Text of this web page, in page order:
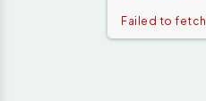
Failed to fetch